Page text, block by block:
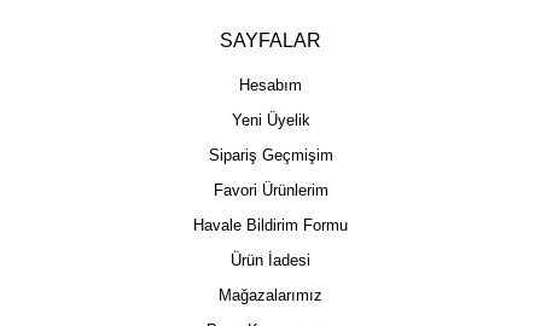
SAYFALAR
Hesabım
Yeni Üyelik
Sipariş Geçmişim
Favori Ürünlerim
Havale Bildirim Formu
Ürün İadesi
Mağazalarımız